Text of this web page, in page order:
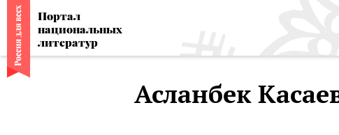
Портал
национальных
литератур
Асланбек